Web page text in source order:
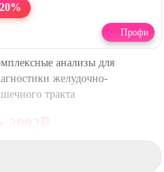
20%
Профи
анализы для
желудочно-
тракта
3992 ₽